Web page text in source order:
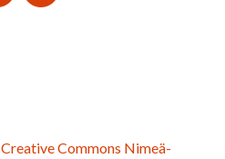
Creative Commons Nimeä-